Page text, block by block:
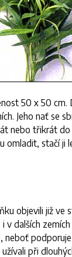
50 x 50 cm.
Jeho nať se
nebo třikrát do
omladit, stačí ji
objevili již ve
v dalších
neboť
při